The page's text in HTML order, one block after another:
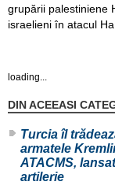
grupării palestiniene
israelieni în atacul
loading...
DIN ACEEASI
Turcia îl
armatele
ATACMS,
artilerie